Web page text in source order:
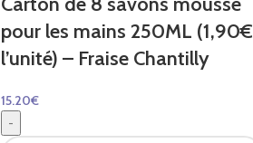
pour les mains 250ML (1,90€
l’unité) – Fraise Chantilly
15.20€
-